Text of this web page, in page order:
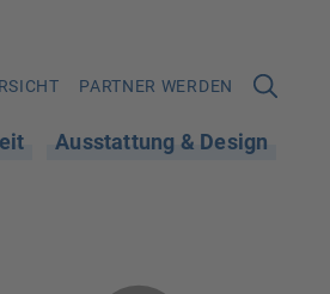
PARTNER WERDEN
Ausstattung & Design